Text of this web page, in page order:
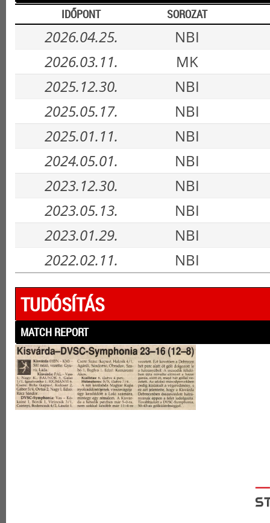
IDŐPONT SOROZAT
2026.04.25.
NBI
2026.03.11.
MK
2025.12.30.
NBI
2025.05.17.
NBI
2025.01.11.
NBI
2024.05.01.
NBI
2023.12.30.
NBI
2023.05.13.
NBI
2023.01.29.
NBI
2022.02.11.
NBI
TUDÓSÍTÁS
MATCH REPORT